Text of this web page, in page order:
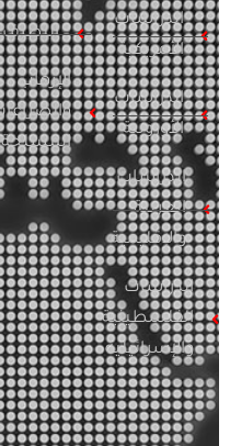
الدراسات
الأمريكية
الدراسات
الأوروبية
الدراسات
العربية
والإقليمية
الدراسات
الفلسطينية
والإسرائيلية
التطرف
الإرهاب
والصراعات
المسلحة